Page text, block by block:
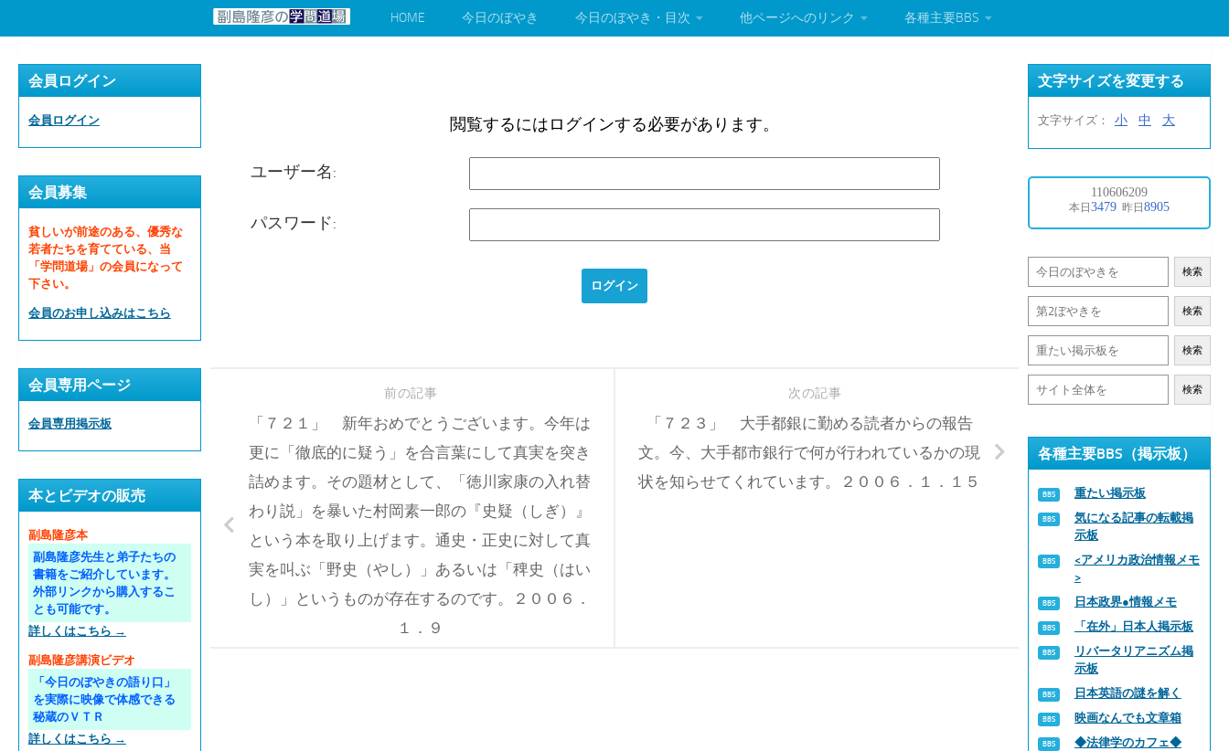
HOME 今日のぼやき 今日のぼやき・目次 他ページへのリンク 各種主要BBS
閲覧するにはログインする必要があります。
ユーザー名:
パスワード:
次の記事
「７２３」 大手都銀に勤める読者からの報告
文。今、大手都市銀行で何が行われているかの現
状を知らせてくれています。２００６．１．１５
前の記事
「７２１」 新年おめでとうございます。今年は
更に「徹底的に疑う」を合言葉にして真実を突き
詰めます。その題材として、「徳川家康の入れ替
わり説」を暴いた村岡素一郎の『史疑（しぎ）』
という本を取り上げます。通史・正史に対して真
実を叫ぶ「野史（やし）」あるいは「稗史（はい
し）」というものが存在するのです。２００６．
１．９
会員ログイン
会員ログイン
会員募集
貧しいが前途のある、優秀な
若者たちを育てている、当
「学問道場」の会員になって
下さい。
会員のお申し込みはこちら
会員専用ページ
会員専用掲示板
本とビデオの販売
副島隆彦本
副島隆彦先生と弟子たちの
書籍をご紹介しています。
外部リンクから購入するこ
とも可能です。
詳しくはこちら →
副島隆彦講演ビデオ
「今日のぼやきの語り口」
を実際に映像で体感できる
秘蔵のＶＴＲ
詳しくはこちら →
文字サイズを変更する
文字サイズ： 小 中 大
検索
検索
検索
検索
各種主要BBS（掲示板）
重たい掲示板
気になる記事の転載掲
示板
<アメリカ政治情報メモ
>
日本政界●情報メモ
「在外」日本人掲示板
リバータリアニズム掲
示板
日本英語の謎を解く
映画なんでも文章箱
◆法律学のカフェ◆